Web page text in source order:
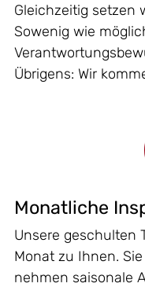
Gleichzeitig setzen
Sowenig wie
Übrigens: Wir
Monatliche
Unsere geschulten
Monat zu Ihnen.
nehmen saisonale